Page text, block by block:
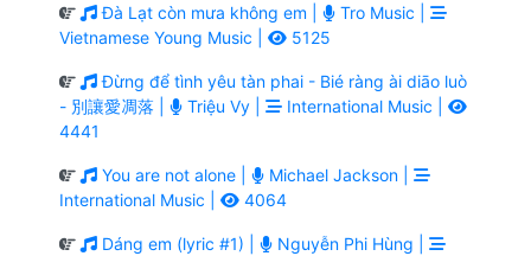
Đà Lạt còn mưa không em |
Tro Music |
Vietnamese Young Music |
5125
Đừng để tình yêu tàn phai - Bié ràng ài diāo luò
- 別讓愛凋落 |
Triệu Vy |
International Music |
4441
You are not alone |
Michael Jackson |
International Music |
4064
Dáng em (lyric #1) |
Nguyễn Phi Hùng |